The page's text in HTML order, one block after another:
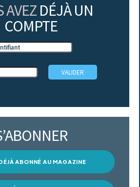
AVEZ DÉJÀ UN
COMPTE
ABONNÉ AU MAGAZINE